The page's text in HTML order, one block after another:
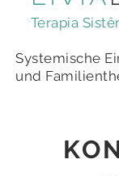
Terapia
Systemische
und